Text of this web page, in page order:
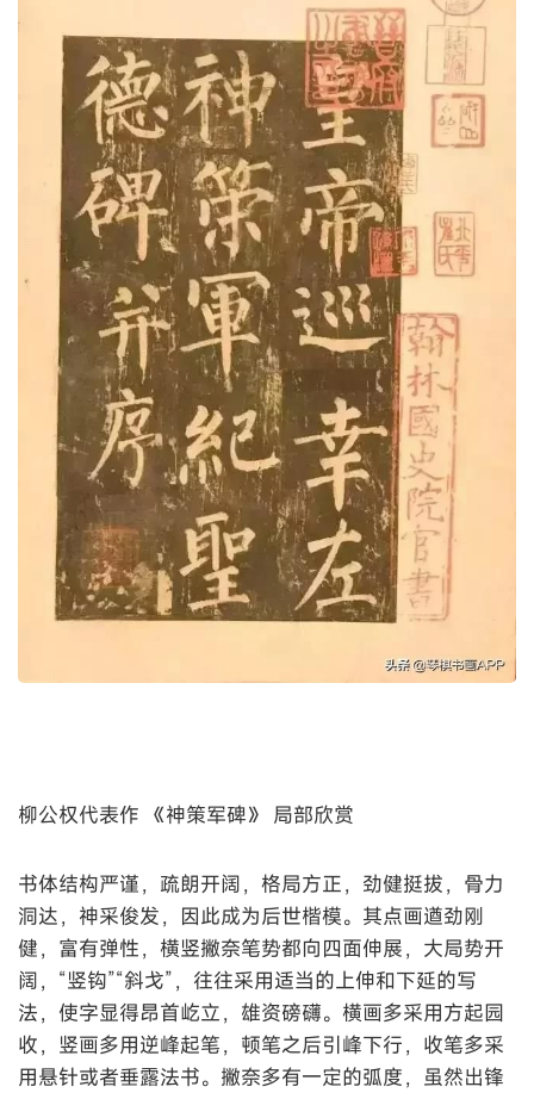
柳公权代表作 《神策军碑》 局部欣赏
书体结构严谨，疏朗开阔，格局方正，劲健挺拔，骨力
洞达，神采俊发，因此成为后世楷模。其点画遒劲刚
健，富有弹性，横竖撇奈笔势都向四面伸展，大局势开
阔，“竖钩”“斜戈”，往往采用适当的上伸和下延的写
法，使字显得昂首屹立，雄资磅礴。横画多采用方起园
收，竖画多用逆峰起笔，顿笔之后引峰下行，收笔多采
用悬针或者垂露法书。撇奈多有一定的弧度，虽然出锋